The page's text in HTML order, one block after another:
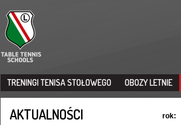
TRENINGI TENISA STOŁOWEGO OBOZY LETNIE
AKTUALNOŚCI rok: